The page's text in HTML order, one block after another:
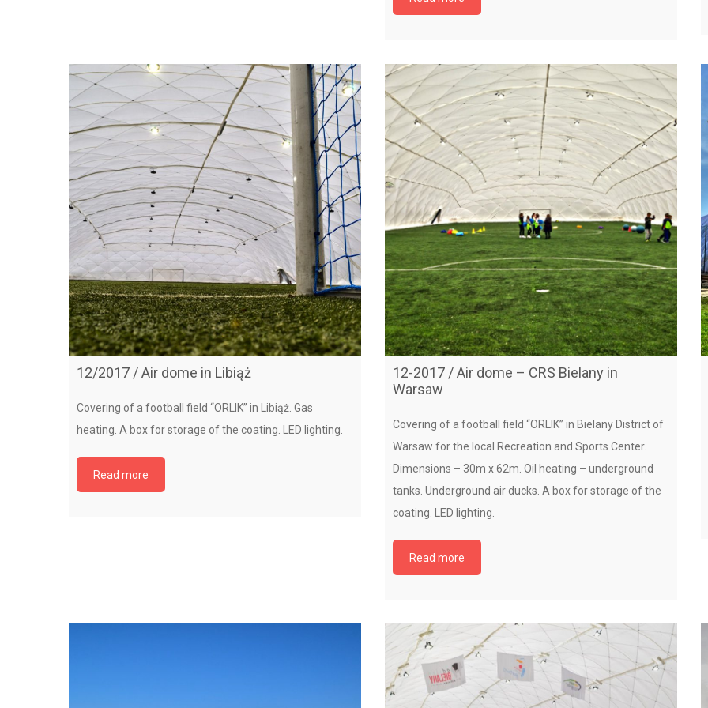
12/2017 / Air dome in Libiąż
Covering of a football field “ORLIK” in Libiąż. Gas
heating. A box for storage of the coating. LED lighting.
Read more
12-2017 / Air dome – CRS Bielany in
Warsaw
Covering of a football field “ORLIK” in Bielany District of
Warsaw for the local Recreation and Sports Center.
Dimensions – 30m x 62m. Oil heating – underground
tanks. Underground air ducks. A box for storage of the
coating. LED lighting.
Read more